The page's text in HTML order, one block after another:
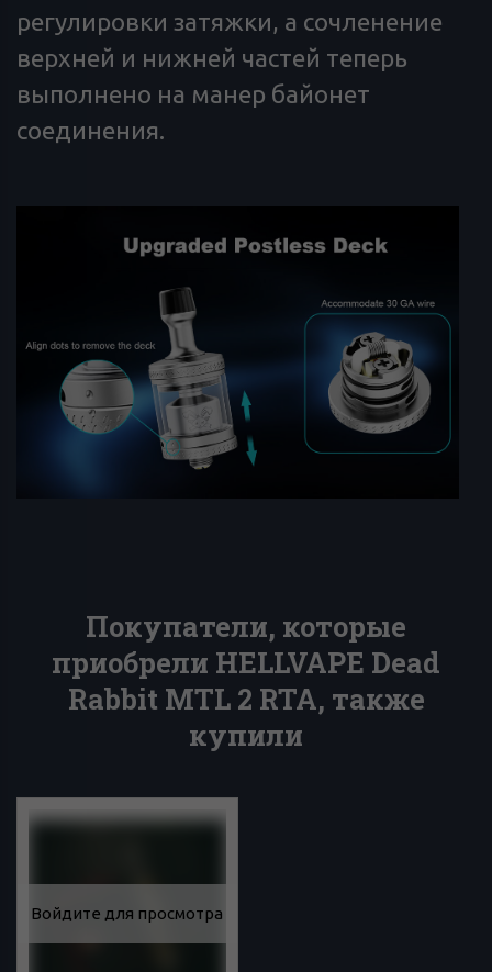
регулировки затяжки, а сочленение
верхней и нижней частей теперь
выполнено на манер байонет
соединения.
Покупатели, которые
приобрели HELLVAPE Dead
Rabbit MTL 2 RTA, также
купили
Войдите для просмотра